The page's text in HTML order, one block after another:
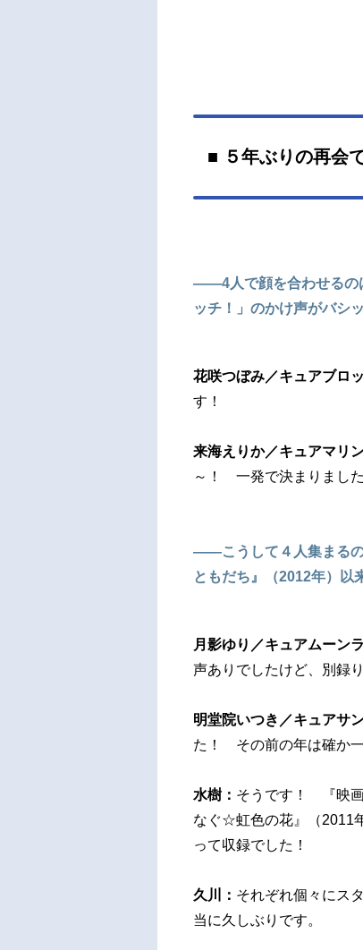
■ ５年ぶりの再会
――4人で顔を合わせるの
ッチ！」のかけ声がバシ
花咲つぼみ／キュアブロ
す！
来海えりか／キュアマリ
～！ 一発で決まりました
――こうして４人集まるの
ともだち』（2012年）以
月影ゆり／キュアムーン
声ありでしたけど、別録
明堂院いつき／キュアサ
た！ その前の年は確か
水樹： そうです！ 『映画
なぐ☆虹色の花』（2011
って収録でした！
久川： それぞれ個々にス
当に久しぶりです。